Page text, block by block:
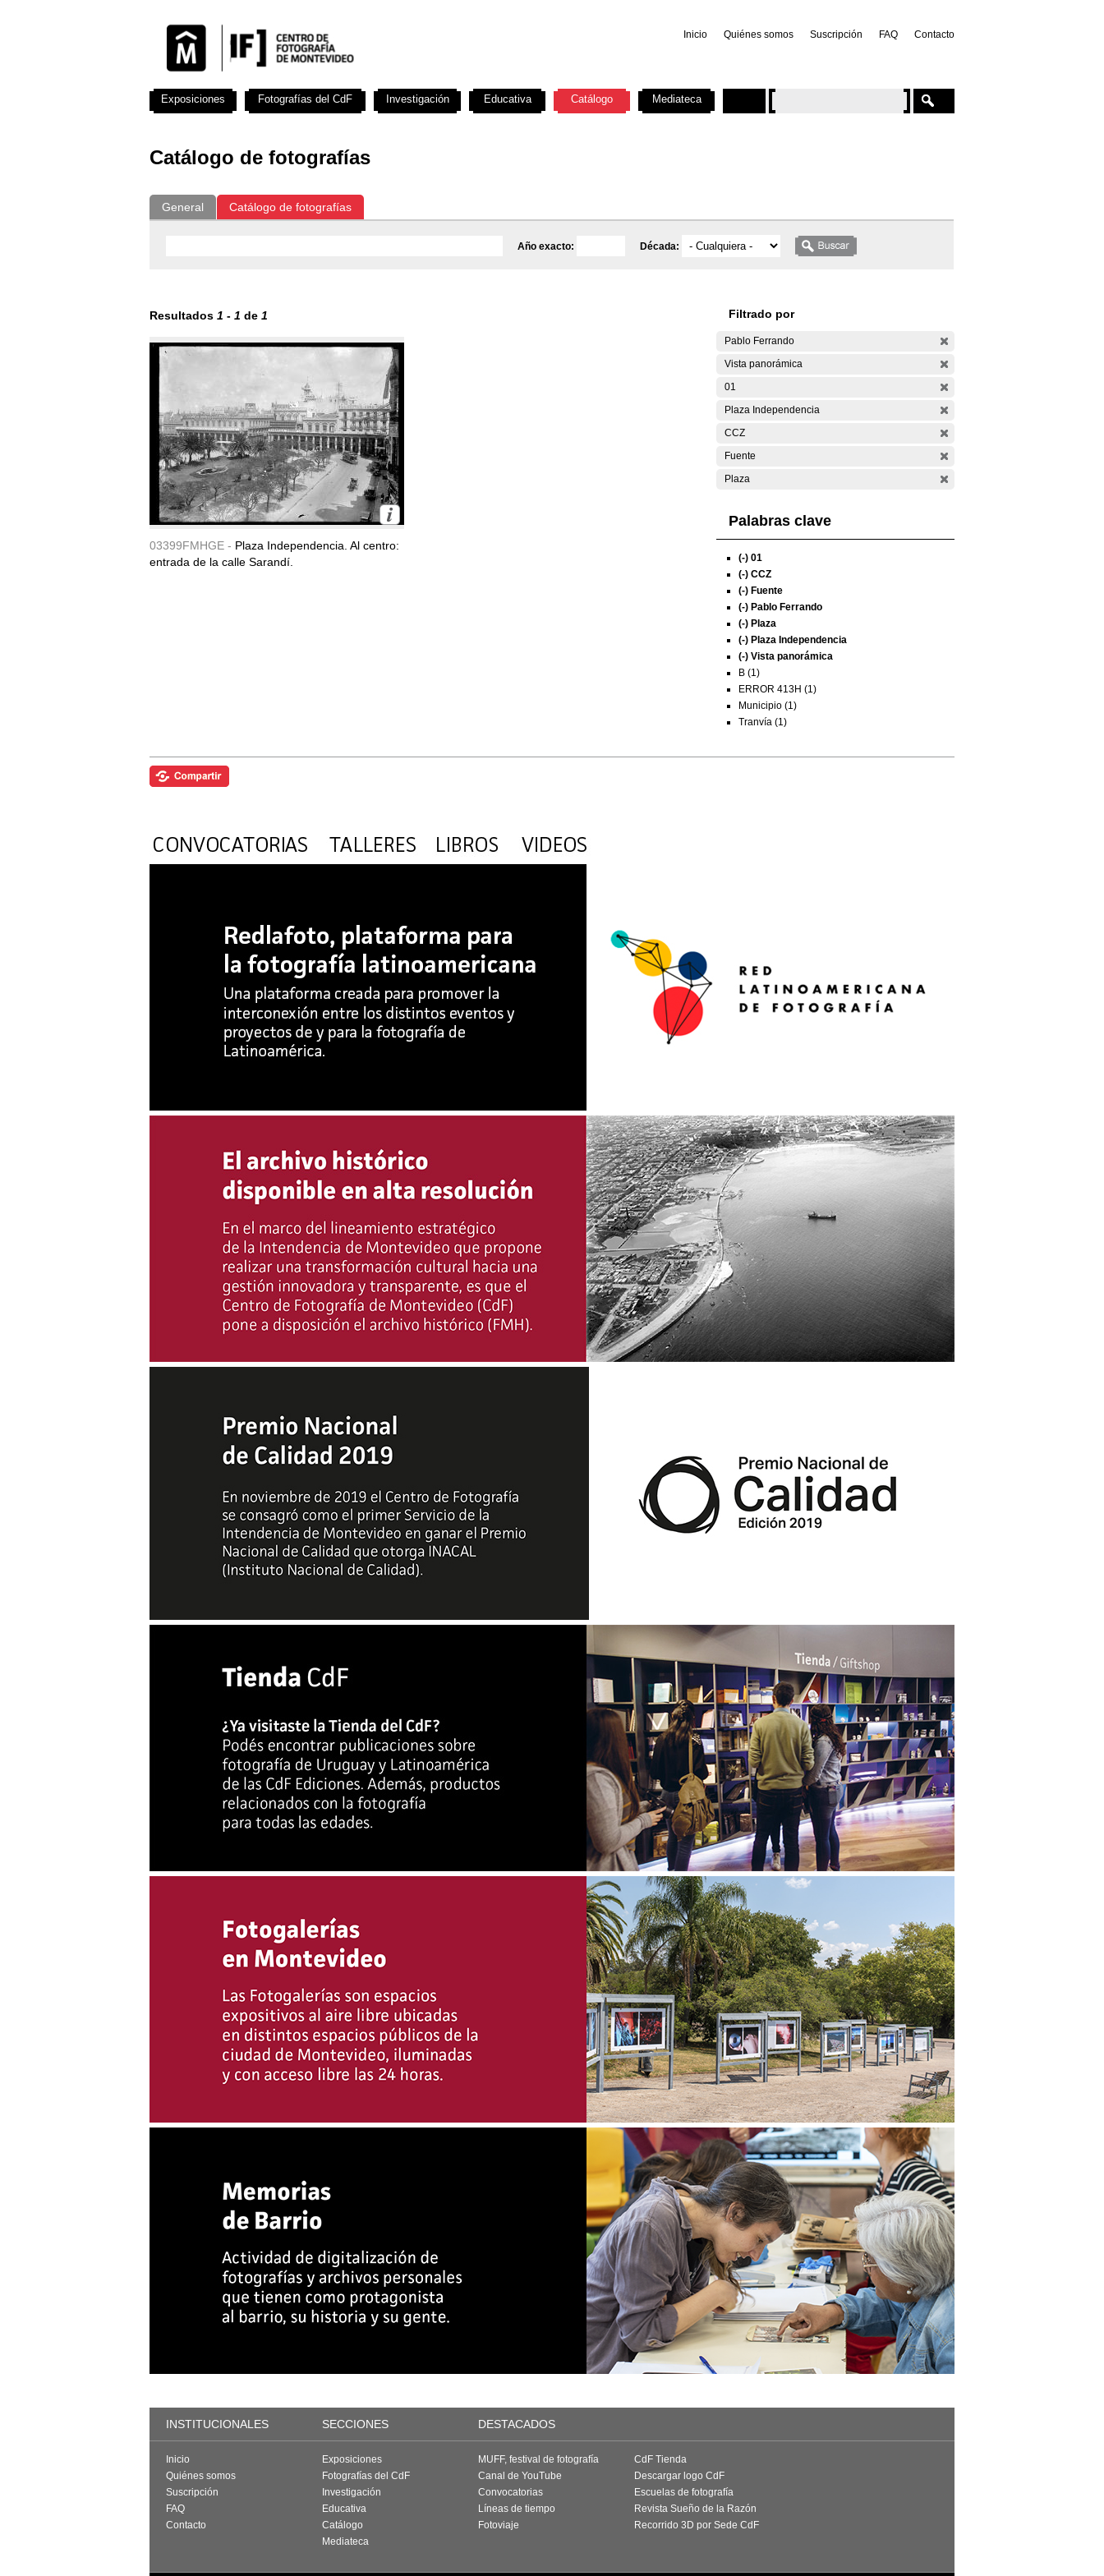
Inicio Quiénes somos Suscripción FAQ Contacto
Catálogo de fotografías
General Catálogo de fotografías
Año exacto: Década:
Resultados 1 - 1 de 1
03399FMHGE - Plaza Independencia. Al centro:
entrada de la calle Sarandí.
Filtrado por
Pablo Ferrando
Vista panorámica
01
Plaza Independencia
CCZ
Fuente
Plaza
Palabras clave
(-) 01
(-) CCZ
(-) Fuente
(-) Pablo Ferrando
(-) Plaza
(-) Plaza Independencia
(-) Vista panorámica
B (1)
ERROR 413H (1)
Municipio (1)
Tranvía (1)
Exposiciones Fotografías del CdF Investigación Educativa Catálogo Mediateca
INSTITUCIONALES SECCIONES DESTACADOS
Inicio
Quiénes somos
Suscripción
FAQ
Contacto
Exposiciones
Fotografías del CdF
Investigación
Educativa
Catálogo
Mediateca
MUFF, festival de fotografía
Canal de YouTube
Convocatorias
Líneas de tiempo
Fotoviaje
CdF Tienda
Descargar logo CdF
Escuelas de fotografía
Revista Sueño de la Razón
Recorrido 3D por Sede CdF